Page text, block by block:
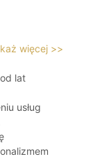
więcej >>
lat
usług